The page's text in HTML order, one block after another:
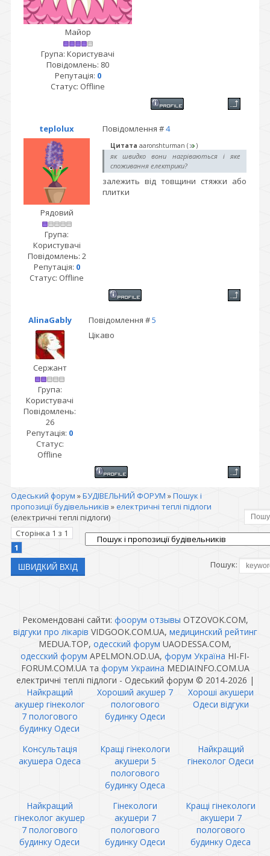
Майор
Група: Користувачі
Повідомлень: 80
Репутація: 0
Статус: Offline
teplolux Повідомлення #4
Рядовий
Група:
Користувачі
Повідомлень: 2
Репутація: 0
Статус: Offline
Цитата aaronshturman ( )
як швидко вони нагріваються і яке
споживання електрики?
залежить від товщини стяжки або
плитки
AlinaGably Повідомлення #5
Сержант
Група:
Користувачі
Повідомлень:
26
Репутація: 0
Статус:
Offline
Цікаво
Одеський форум »БУДІВЕЛЬНИЙ ФОРУМ »Пошук і
пропозиції будівельників »електричні теплі підлоги
(електричні теплі підлоги)
Сторінка 1 з 1
1
Пошук:
Рекомендовані сайти: фоорум отзывы OTZOVOK.COM,
відгуки про лікарів VIDGOOK.COM.UA, медицинский рейтинг
MEDUA.TOP, одесский форум UAODESSA.COM,
одесский форум APELMON.OD.UA, форум Україна HI-FI-
FORUM.COM.UA та форум Украина MEDIAINFO.COM.UA
електричні теплі підлоги - Одеський форум © 2014-2026 |
Найкращий
акушер гінеколог
7 пологового
будинку Одеси
Хороший акушер 7
пологового
будинку Одеси
Хороші акушери
Одеси відгуки
Консультація
акушера Одеса
Кращі гінекологи
акушери 5
пологового
будинку Одеса
Найкращий
гінеколог Одеси
Найкращий
гінеколог акушер
7 пологового
будинку Одеси
Гінекологи
акушери 7
пологового
будинку Одеси
Кращі гінекологи
акушери 7
пологового
будинку Одеса